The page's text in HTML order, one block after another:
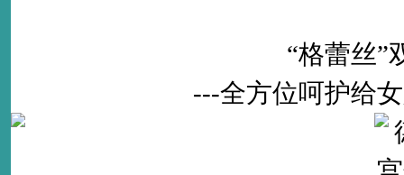
“格蕾丝”
---全方位呵护给